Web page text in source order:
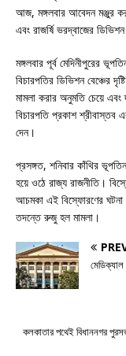
আজ, মঙ্গলবার আবেদন মঞ্জুর
এবং রাজর্ষি ভরদ্বাজের
মঙ্গলবার পূর্ব মেদিনীপুরের
বিচারপতির ডিভিশন বেঞ্চের
মামলা করার অনুমতি চেয়ে
বিচারপতি প্রকাশ শ্রীবাস্তব
দেন।
প্রসঙ্গত, শনিবার কাঁথির
হয়ে ওঠে রাজ্য রাজনীতি।
আচমকা এই বিস্ফোরণের
তদন্তে রুজু হল মামলা।
কলকাতার পথেই বিধাননগর